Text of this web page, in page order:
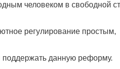
человеком в свободной
регулирование простым,
данную реформу.